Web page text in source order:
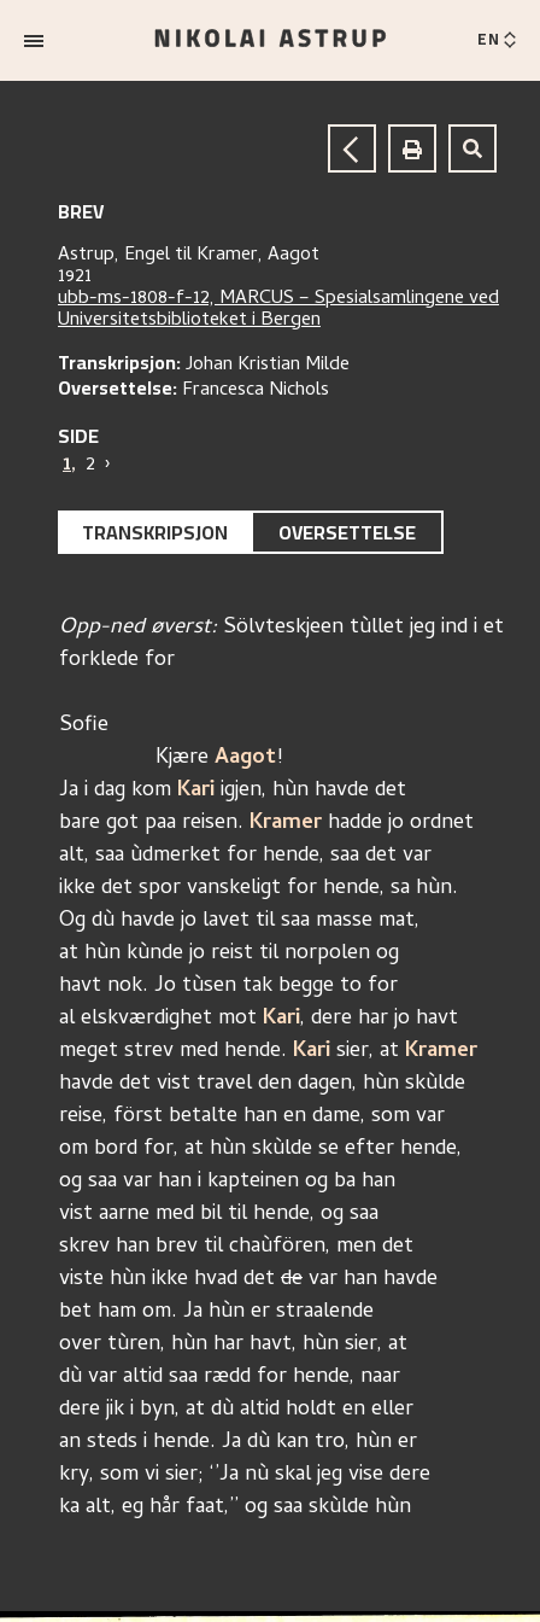
EN
BREV
Astrup, EngeltilKramer, Aagot
1921
ubb-ms-1808-f-12, MARCUS – Spesialsamlingene ved
Universitetsbiblioteket i Bergen
Transkripsjon:Johan Kristian Milde
Oversettelse:Francesca Nichols
SIDE
1, 2 ›
TRANSKRIPSJON OVERSETTELSE
Opp-ned øverst: Sölvteskjeen tùllet jeg ind i et
forklede for
Sofie
		Kjære
Aagot!
Ja i dag kom Kari igjen, hùn havde det
bare got paa reisen. Kramer hadde jo ordnet
alt, saa ùdmerket for hende, saa det var
ikke det spor vanskeligt for hende, sa hùn.
Og dù havde jo lavet til saa masse mat,
at hùn kùnde jo reist til norpolen og
havt nok. Jo tùsen tak begge to for
al elskværdighet mot Kari, dere har jo havt
meget strev med hende. Kari sier, at Kramer
havde det vist travel den dagen, hùn skùlde
reise, först betalte han en dame, som var
om bord for, at hùn skùlde se efter hende,
og saa var han i kapteinen og ba han
vist aarne med bil til hende, og saa
skrev han brev til chaùfören, men det
viste hùn ikke hvad det de var han havde
bet ham om. Ja hùn er straalende
over tùren, hùn har havt, hùn sier, at
dù var altid saa rædd for hende, naar
dere jik i byn, at dù altid holdt en eller
an steds i hende. Ja dù kan tro, hùn er
kry, som vi sier; ‘’Ja nù skal jeg vise dere
ka alt, eg hår faat,’’ og saa skùlde hùn